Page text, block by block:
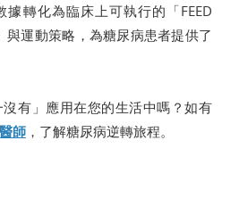
轉化為臨床上可執行的「FEED
與運動策略，為糖尿病患者提供了
有」應用在您的生活中嗎？如有
師 ，了解糖尿病逆轉旅程。